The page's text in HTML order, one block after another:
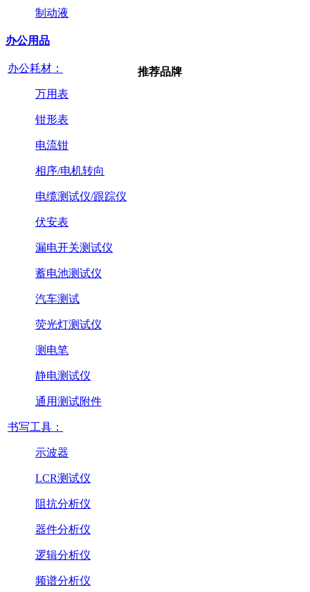
制动液
办公用品
办公耗材：
万用表
钳形表
电流钳
相序/电机转向
电缆测试仪/跟踪仪
伏安表
漏电开关测试仪
蓄电池测试仪
汽车测试
荧光灯测试仪
测电笔
静电测试仪
通用测试附件
书写工具：
示波器
LCR测试仪
阻抗分析仪
器件分析仪
逻辑分析仪
频谱分析仪
推荐品牌